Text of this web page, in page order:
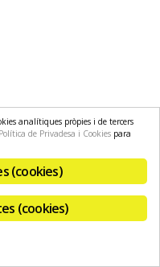
analítiques pròpies i de tercers
Política de Privadesa i Cookies para
(cookies)
(cookies)